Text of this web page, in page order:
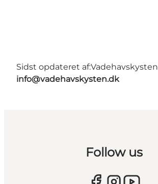
Sidst opdateret af:Vadehavskysten
info@vadehavskysten.dk
Follow us